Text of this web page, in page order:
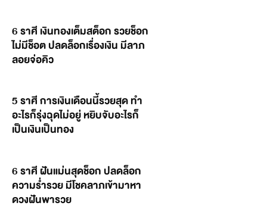
6 ราศี เงินทองเต็มสต็อก รวยช็อก
ไม่มีช็อต ปลดล็อกเรื่องเงิน มีลาภ
ลอยจ่อคิว
5 ราศี การเงินเดือนนี้รวยสุด ทำ
อะไรก็รุ่งฉุดไม่อยู่ หยิบจับอะไรก็
เป็นเงินเป็นทอง
6 ราศี ฝันแม่นสุดช็อก ปลดล็อก
ความร่ำรวย มีโชคลาภเข้ามาหา
ดวงฝันพารวย